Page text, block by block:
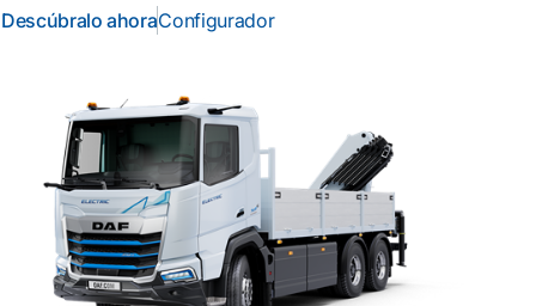
Descúbralo ahoraConfigurador